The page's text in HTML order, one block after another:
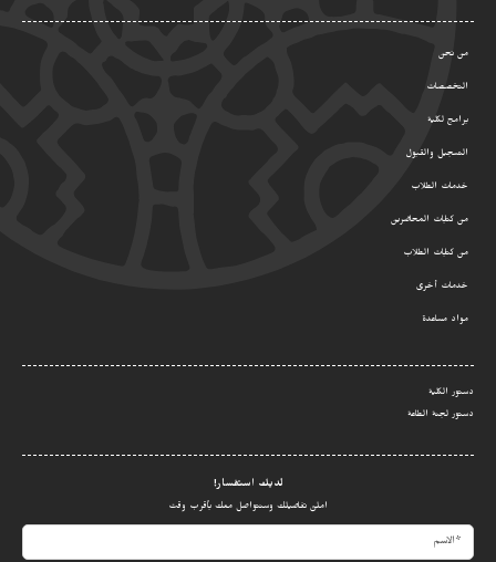
من نحن
التخصصات
برامج لكلية
التسجيل والقبول
خدمات الطلاب
من كتابات المحاضرين
من كتابات الطلاب
خدمات أخرى
مواد مساعدة
دستور الكلية
دستور لجنة الطاعة
لديك استفسار!
املئ تفاصيلك وسنتواصل معك بأقرب وقت